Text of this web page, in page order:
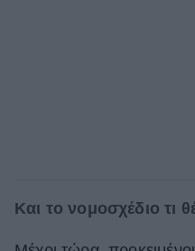
Και το νομοσχέδιο τι